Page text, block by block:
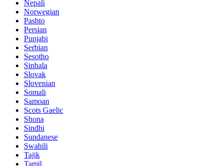
Nepali
Norwegian
Pashto
Persian
Punjabi
Serbian
Sesotho
Sinhala
Slovak
Slovenian
Somali
Samoan
Scots Gaelic
Shona
Sindhi
Sundanese
Swahili
Tajik
Tamil